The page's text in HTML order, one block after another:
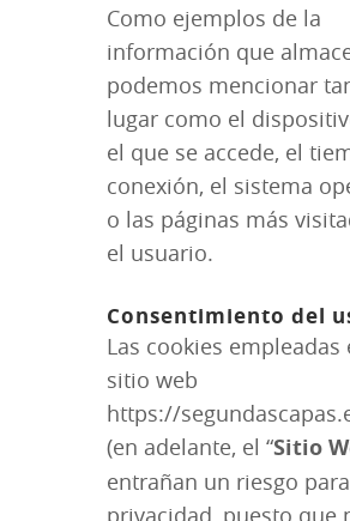
Como ejemplos de la
información que
podemos mencionar
lugar como el
el que se accede, el
conexión, el sistema
o las páginas más
el usuario.
Consentimiento del
Las cookies empleadas
sitio web
https://
(en adelante, el “Sitio
entrañan un riesgo
privacidad, puesto que